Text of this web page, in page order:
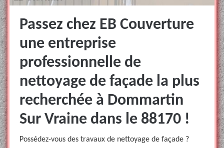
Passez chez EB Couverture
une entreprise
professionnelle de
nettoyage de façade la plus
recherchée à Dommartin
Sur Vraine dans le 88170 !
Possédez-vous des travaux de nettoyage de façade ?